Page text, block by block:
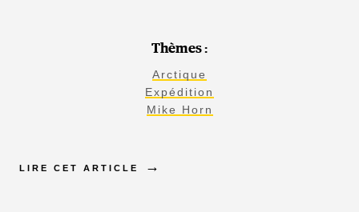
Thèmes :
Arctique
Expédition
Mike Horn
LIRE CET ARTICLE